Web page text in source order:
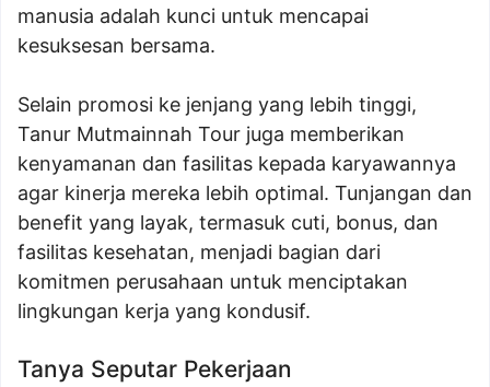
manusia adalah kunci untuk mencapai
kesuksesan bersama.
Selain promosi ke jenjang yang lebih tinggi,
Tanur Mutmainnah Tour juga memberikan
kenyamanan dan fasilitas kepada karyawannya
agar kinerja mereka lebih optimal. Tunjangan dan
benefit yang layak, termasuk cuti, bonus, dan
fasilitas kesehatan, menjadi bagian dari
komitmen perusahaan untuk menciptakan
lingkungan kerja yang kondusif.
Tanya Seputar Pekerjaan